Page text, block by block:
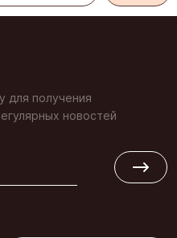
для получения
новостей